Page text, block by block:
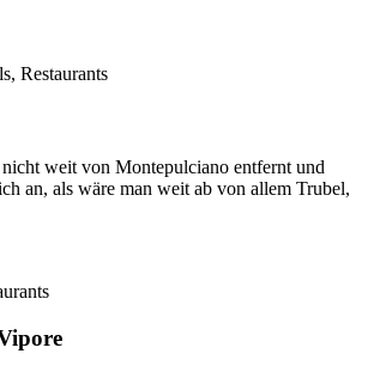
Restaurants
weit von Montepulciano entfernt und
an, als wäre man weit ab von allem Trubel,